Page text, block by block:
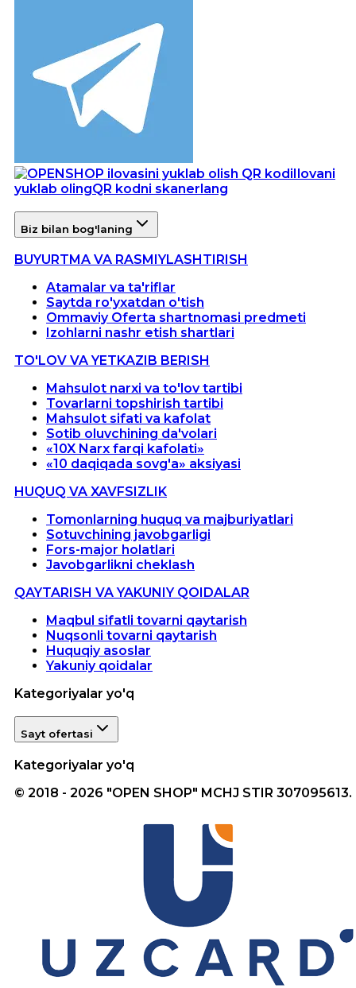
Ilovani
yuklab olingQR kodni skanerlang
Biz bilan bog'laning
BUYURTMA VA RASMIYLASHTIRISH
Atamalar va ta'riflar
Saytda ro'yxatdan o'tish
Ommaviy Oferta shartnomasi predmeti
Izohlarni nashr etish shartlari
TO'LOV VA YETKAZIB BERISH
Mahsulot narxi va to'lov tartibi
Tovarlarni topshirish tartibi
Mahsulot sifati va kafolat
Sotib oluvchining da'volari
«10X Narx farqi kafolati»
«10 daqiqada sovg'a» aksiyasi
HUQUQ VA XAVFSIZLIK
Tomonlarning huquq va majburiyatlari
Sotuvchining javobgarligi
Fors-major holatlari
Javobgarlikni cheklash
QAYTARISH VA YAKUNIY QOIDALAR
Maqbul sifatli tovarni qaytarish
Nuqsonli tovarni qaytarish
Huquqiy asoslar
Yakuniy qoidalar
Kategoriyalar yo'q
Sayt ofertasi
Kategoriyalar yo'q
© 2018 - 2026 "OPEN SHOP" MCHJ STIR 307095613.